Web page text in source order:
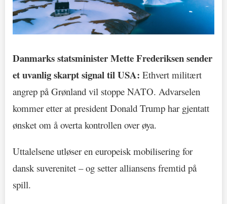
Danmarks statsminister Mette Frederiksen sender
et uvanlig skarpt signal til USA: Ethvert militært
angrep på Grønland vil stoppe NATO. Advarselen
kommer etter at president Donald Trump har gjentatt
ønsket om å overta kontrollen over øya.
Uttalelsene utløser en europeisk mobilisering for
dansk suverenitet – og setter alliansens fremtid på
spill.